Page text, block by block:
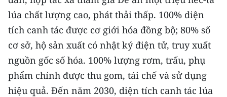
ENGLISH
中文
FRANÇAIS
РУССКИЙ
lúa chất lượng cao, phát thải thấp. 100% diện
tích canh tác được cơ giới hóa đồng bộ; 80% số
cơ sở, hộ sản xuất có nhật ký điện tử, truy xuất
nguồn gốc số hóa. 100% lượng rơm, trấu, phụ
phẩm chính được thu gom, tái chế và sử dụng
hiệu quả. Đến năm 2030, diện tích canh tác lúa